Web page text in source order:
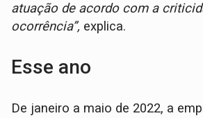
atuação de acordo com a
ocorrência”, explica.
Esse ano
De janeiro a maio de 2022, a